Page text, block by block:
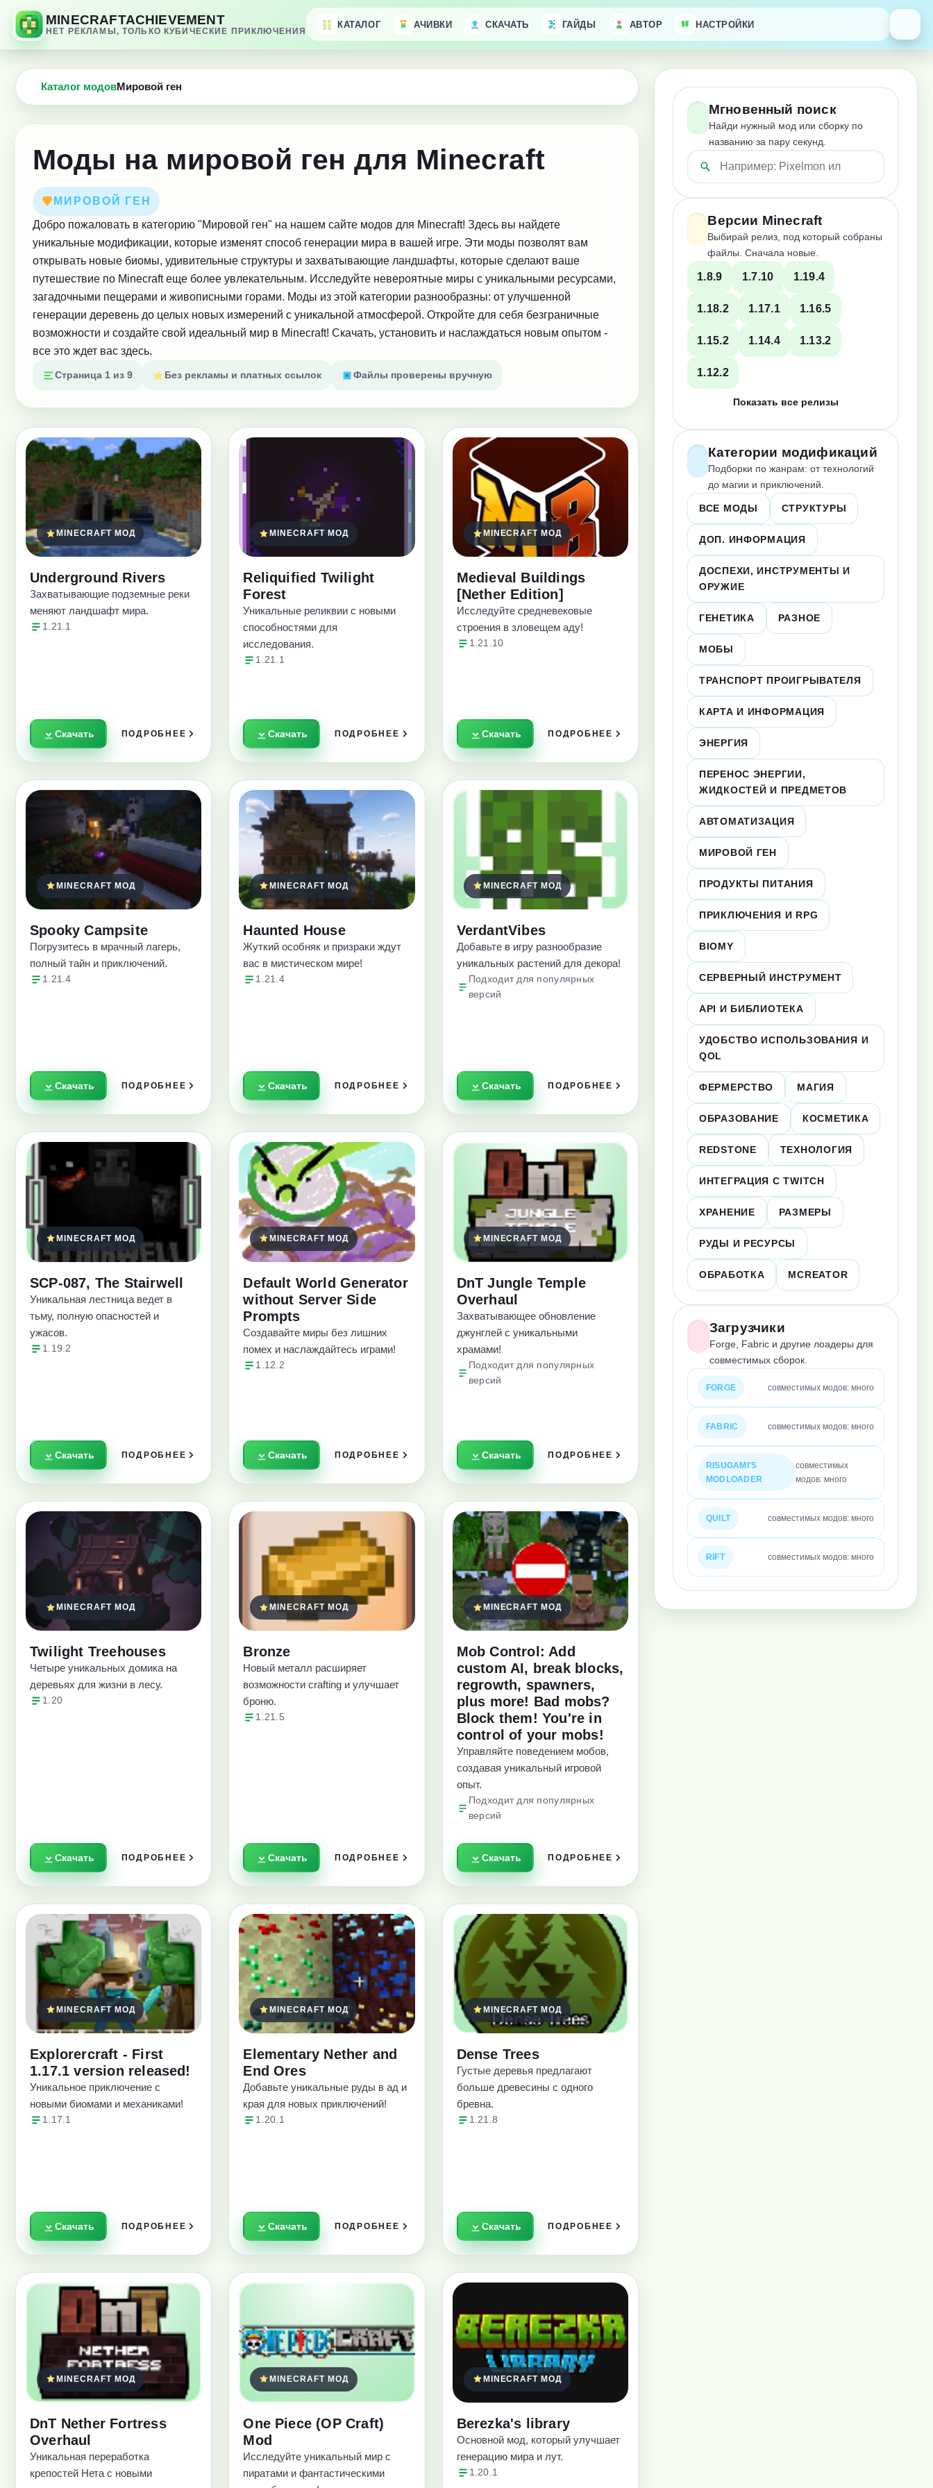
MINECRAFTACHIEVEMENT
НЕТ РЕКЛАМЫ, ТОЛЬКО КУБИЧЕСКИЕ ПРИКЛЮЧЕНИЯ
КАТАЛОГ АЧИВКИ СКАЧАТЬ ГАЙДЫ АВТОР НАСТРОЙКИ
Каталог модовМировой ген
Моды на мировой ген для Minecraft
МИРОВОЙ ГЕН
Добро пожаловать в категорию "Мировой ген" на нашем сайте модов для Minecraft! Здесь вы найдете
уникальные модификации, которые изменят способ генерации мира в вашей игре. Эти моды позволят вам
открывать новые биомы, удивительные структуры и захватывающие ландшафты, которые сделают ваше
путешествие по Minecraft еще более увлекательным. Исследуйте невероятные миры с уникальными ресурсами,
загадочными пещерами и живописными горами. Моды из этой категории разнообразны: от улучшенной
генерации деревень до целых новых измерений с уникальной атмосферой. Откройте для себя безграничные
возможности и создайте свой идеальный мир в Minecraft! Скачать, установить и наслаждаться новым опытом -
все это ждет вас здесь.
Страница 1 из 9 Без рекламы и платных ссылок Файлы проверены вручную
MINECRAFT МОД
Underground Rivers
Захватывающие подземные реки
меняют ландшафт мира.
1.21.1
Скачать ПОДРОБНЕЕ
MINECRAFT МОД
Reliquified Twilight
Forest
Уникальные реликвии с новыми
способностями для
исследования.
1.21.1
Скачать ПОДРОБНЕЕ
MINECRAFT МОД
Medieval Buildings
[Nether Edition]
Исследуйте средневековые
строения в зловещем аду!
1.21.10
Скачать ПОДРОБНЕЕ
MINECRAFT МОД
Spooky Campsite
Погрузитесь в мрачный лагерь,
полный тайн и приключений.
1.21.4
Скачать ПОДРОБНЕЕ
MINECRAFT МОД
Haunted House
Жуткий особняк и призраки ждут
вас в мистическом мире!
1.21.4
Скачать ПОДРОБНЕЕ
MINECRAFT МОД
VerdantVibes
Добавьте в игру разнообразие
уникальных растений для декора!
Подходит для популярных
версий
Скачать ПОДРОБНЕЕ
MINECRAFT МОД
SCP-087, The Stairwell
Уникальная лестница ведет в
тьму, полную опасностей и
ужасов.
1.19.2
Скачать ПОДРОБНЕЕ
MINECRAFT МОД
Default World Generator
without Server Side
Prompts
Создавайте миры без лишних
помех и наслаждайтесь играми!
1.12.2
Скачать ПОДРОБНЕЕ
MINECRAFT МОД
DnT Jungle Temple
Overhaul
Захватывающее обновление
джунглей с уникальными
храмами!
Подходит для популярных
версий
Скачать ПОДРОБНЕЕ
MINECRAFT МОД
Twilight Treehouses
Четыре уникальных домика на
деревьях для жизни в лесу.
1.20
Скачать ПОДРОБНЕЕ
MINECRAFT МОД
Bronze
Новый металл расширяет
возможности crafting и улучшает
броню.
1.21.5
Скачать ПОДРОБНЕЕ
MINECRAFT МОД
Mob Control: Add
custom AI, break blocks,
regrowth, spawners,
plus more! Bad mobs?
Block them! You're in
control of your mobs!
Управляйте поведением мобов,
создавая уникальный игровой
опыт.
Подходит для популярных
версий
Скачать ПОДРОБНЕЕ
MINECRAFT МОД
Explorercraft - First
1.17.1 version released!
Уникальное приключение с
новыми биомами и механиками!
1.17.1
Скачать ПОДРОБНЕЕ
MINECRAFT МОД
Elementary Nether and
End Ores
Добавьте уникальные руды в ад и
края для новых приключений!
1.20.1
Скачать ПОДРОБНЕЕ
MINECRAFT МОД
Dense Trees
Густые деревья предлагают
больше древесины с одного
бревна.
1.21.8
Скачать ПОДРОБНЕЕ
MINECRAFT МОД
DnT Nether Fortress
Overhaul
Уникальная переработка
крепостей Нета с новыми
MINECRAFT МОД
One Piece (OP Craft)
Mod
Исследуйте уникальный мир с
пиратами и фантастическими
MINECRAFT МОД
Berezka's library
Основной мод, который улучшает
генерацию мира и лут.
1.20.1
Мгновенный поиск
Найди нужный мод или сборку по
названию за пару секунд.
Версии Minecraft
Выбирай релиз, под который собраны
файлы. Сначала новые.
1.8.9 1.7.10 1.19.4
1.18.2 1.17.1 1.16.5
1.15.2 1.14.4 1.13.2
1.12.2
Показать все релизы
Категории модификаций
Подборки по жанрам: от технологий
до магии и приключений.
ВСЕ МОДЫ СТРУКТУРЫ
ДОП. ИНФОРМАЦИЯ
ДОСПЕХИ, ИНСТРУМЕНТЫ И
ОРУЖИЕ
ГЕНЕТИКА РАЗНОЕ
МОБЫ
ТРАНСПОРТ ПРОИГРЫВАТЕЛЯ
КАРТА И ИНФОРМАЦИЯ
ЭНЕРГИЯ
ПЕРЕНОС ЭНЕРГИИ,
ЖИДКОСТЕЙ И ПРЕДМЕТОВ
АВТОМАТИЗАЦИЯ
МИРОВОЙ ГЕН
ПРОДУКТЫ ПИТАНИЯ
ПРИКЛЮЧЕНИЯ И RPG
BIOMY
СЕРВЕРНЫЙ ИНСТРУМЕНТ
API И БИБЛИОТЕКА
УДОБСТВО ИСПОЛЬЗОВАНИЯ И
QOL
ФЕРМЕРСТВО МАГИЯ
ОБРАЗОВАНИЕ КОСМЕТИКА
REDSTONE ТЕХНОЛОГИЯ
ИНТЕГРАЦИЯ С TWITCH
ХРАНЕНИЕ РАЗМЕРЫ
РУДЫ И РЕСУРСЫ
ОБРАБОТКА MCREATOR
Загрузчики
Forge, Fabric и другие лоадеры для
совместимых сборок.
FORGE совместимых модов: много
FABRIC совместимых модов: много
RISUGAMI'S
MODLOADER
совместимых
модов: много
QUILT совместимых модов: много
RIFT совместимых модов: много